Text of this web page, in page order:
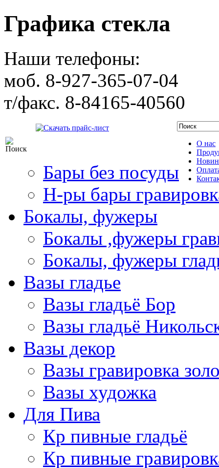
Графика стекла
Наши телефоны:
моб. 8-927-365-07-04
т/факс. 8-84165-40560
О нас
Бары без посуды
Н-ры бары
Бокалы, фужеры
Бокалы ,фужеры
Бокалы, фужеры
Вазы гладье
Вазы гладьё Бор
Вазы гладьё
Вазы декор
Вазы гравировка
Вазы художка
Для Пива
Кр пивные гладьё
Кр пивные